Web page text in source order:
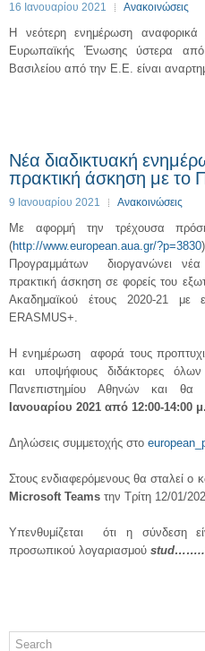
16 Ιανουαρίου 2021 Ανακοινώσεις
Η νεότερη ενημέρωση
Ευρωπαϊκής Ένωσης ύστερα
Βασιλείου από την Ε.Ε. είναι
Νέα διαδικτυακή
πρακτική άσκηση με το
9 Ιανουαρίου 2021 Ανακοινώσεις
Με αφορμή την τρέχουσα
(http://www.european.aua.gr/?p=3830
Προγραμμάτων διοργανώνει νέα
πρακτική άσκηση σε φορείς του
Ακαδημαϊκού έτους 2020-21 με
ERASMUS+.
Η ενημέρωση αφορά τους
και υποψήφιους διδάκτορες
Πανεπιστημίου Αθηνών και θα
Ιανουαρίου 2021 από 12:00-14:00
Δηλώσεις συμμετοχής στο
Στους ενδιαφερόμενους θα σταλεί
Microsoft Teams την Τρίτη 12/01/
Υπενθυμίζεται ότι η σύνδεση
προσωπικού λογαριασμού stud